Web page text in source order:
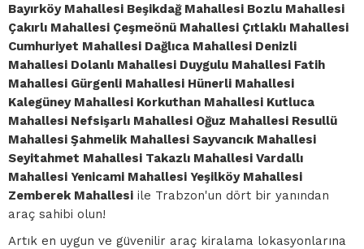
Bayırköy Mahallesi Beşikdağ Mahallesi Bozlu Mahallesi
Çakırlı Mahallesi Çeşmeönü Mahallesi Çıtlaklı Mahallesi
Cumhuriyet Mahallesi Dağlıca Mahallesi Denizli
Mahallesi Dolanlı Mahallesi Duygulu Mahallesi Fatih
Mahallesi Gürgenli Mahallesi Hünerli Mahallesi
Kalegüney Mahallesi Korkuthan Mahallesi Kutluca
Mahallesi Nefsişarlı Mahallesi Oğuz Mahallesi Resullü
Mahallesi Şahmelik Mahallesi Sayvancık Mahallesi
Seyitahmet Mahallesi Takazlı Mahallesi Vardallı
Mahallesi Yenicami Mahallesi Yeşilköy Mahallesi
Zemberek Mahallesi ile Trabzon'un dört bir yanından
araç sahibi olun!
Artık en uygun ve güvenilir araç kiralama lokasyonlarına